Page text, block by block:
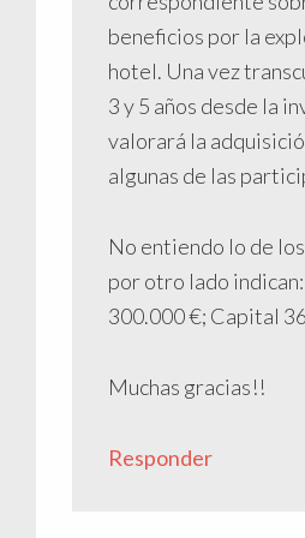
beneficios por la
hotel. Una vez
3 y 5 años desde la
valorará la
algunas de las
No entiendo lo de
por otro lado
300.000 €; Capital
Muchas gracias!!
Responder